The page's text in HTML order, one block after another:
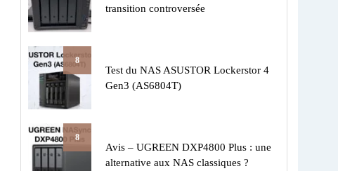
transition controversée
8
Test du NAS ASUSTOR Lockerstor 4
Gen3 (AS6804T)
8
Avis – UGREEN DXP4800 Plus : une
alternative aux NAS classiques ?